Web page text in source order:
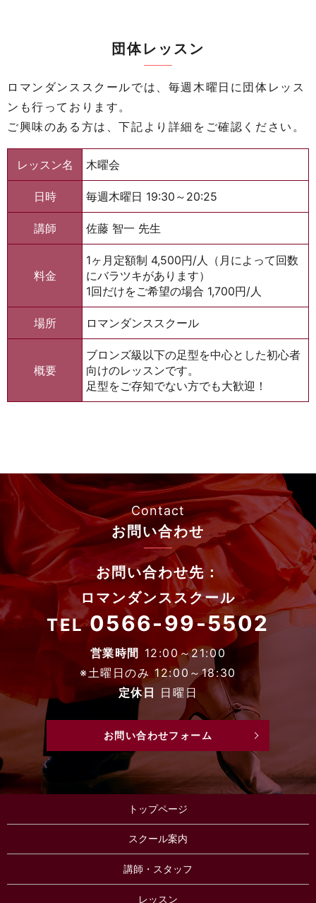
団体レッスン
ロマンダンススクールでは、毎週木曜日に団体レッス
ンも行っております。
ご興味のある方は、下記より詳細をご確認ください。
レッスン名 木曜会
日時 毎週木曜日 19:30～20:25
講師 佐藤 智一 先生
料金
1ヶ月定額制 4,500円/人（月によって回数
にバラツキがあります）
1回だけをご希望の場合 1,700円/人
場所 ロマンダンススクール
概要
ブロンズ級以下の足型を中心とした初心者
向けのレッスンです。
足型をご存知でない方でも大歓迎！
Contact
お問い合わせ
お問い合わせ先：
ロマンダンススクール
TEL0566-99-5502
営業時間 12:00～21:00
※土曜日のみ 12:00～18:30
定休日 日曜日
お問い合わせフォーム
トップページ
スクール案内
講師・スタッフ
レッスン